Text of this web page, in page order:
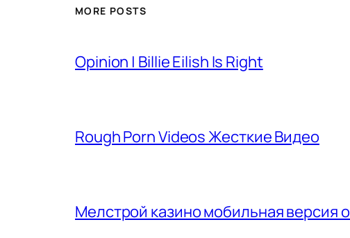
MORE POSTS
Opinion | Billie Eilish Is Right
Rough Porn Videos Жесткие Видео
Мелстрой казино мобильная версия